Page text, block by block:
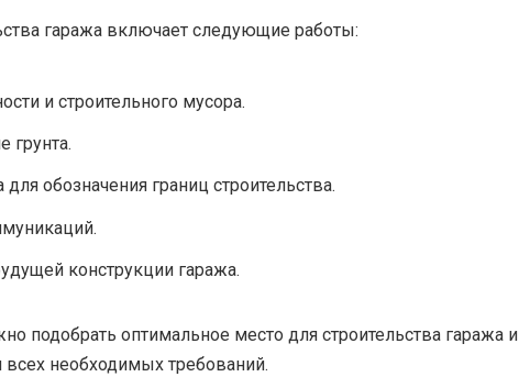
гаража включает следующие работы:
и строительного мусора.
грунта.
обозначения границ строительства.
конструкции гаража.
подобрать оптимальное место для строительства гаража и
всех необходимых требований.